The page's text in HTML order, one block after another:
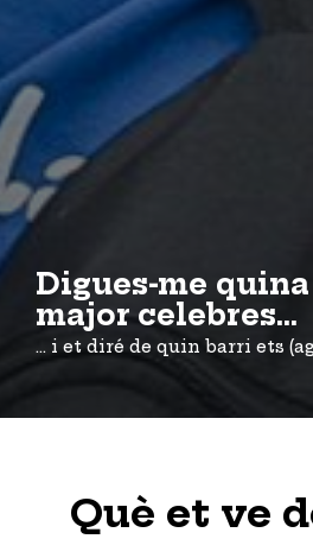
Digues-me
major celebres...
... i et diré de quin barri ets
Què et ve